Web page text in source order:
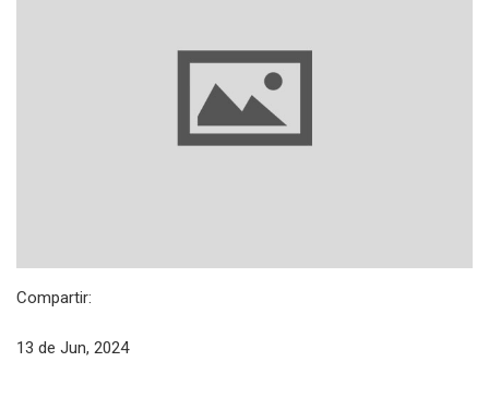
Compartir:
13 de Jun, 2024